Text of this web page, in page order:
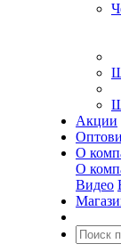
Акции
О
О
Видео